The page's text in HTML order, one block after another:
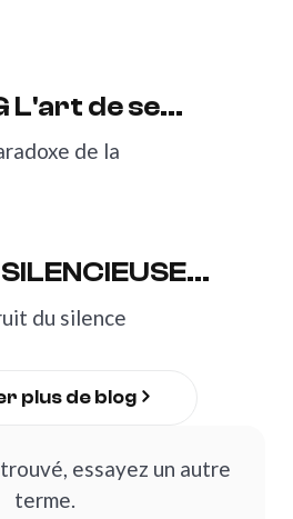
histoires
L'art de se
se perdre
de la
qui ne
du silence
plus de blog
essayez un autre
terme.